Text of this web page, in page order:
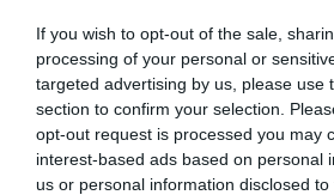
If you wish to opt-out of the sale,
processing of your personal or
targeted advertising by us, please use
section to confirm your selection.
opt-out request is processed you may
interest-based ads based on personal
us or personal information disclosed